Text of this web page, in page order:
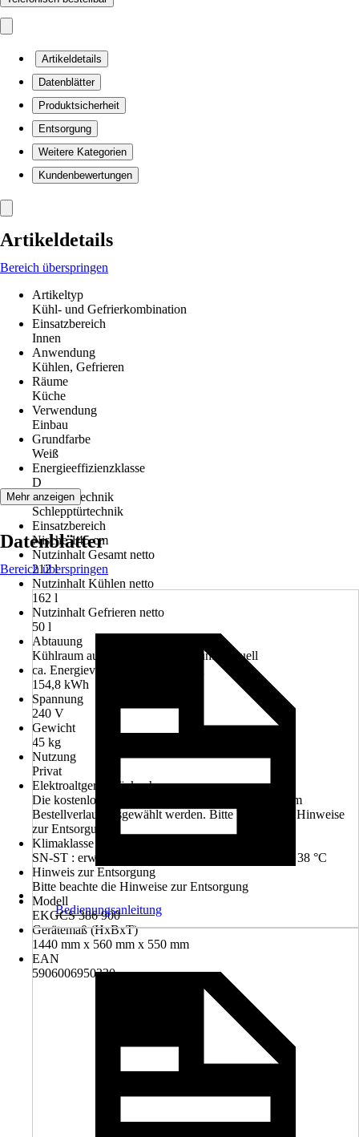
Artikeldetails
Datenblätter
Produktsicherheit
Entsorgung
Weitere Kategorien
Kundenbewertungen
Artikeldetails
Bereich überspringen
Artikeltyp
Kühl- und Gefrierkombination
Einsatzbereich
Innen
Anwendung
Kühlen, Gefrieren
Räume
Küche
Verwendung
Einbau
Grundfarbe
Weiß
Energieeffizienzklasse
D
Montagetechnik
Schlepptürtechnik
Einsatzbereich
Nische 145 cm
Nutzinhalt Gesamt netto
212 l
Nutzinhalt Kühlen netto
162 l
Nutzinhalt Gefrieren netto
50 l
Abtauung
Kühlraum automatisch, Gefrierraum manuell
ca. Energieverbrauch/Jahr in kWh
154,8 kWh
Spannung
240 V
Gewicht
45 kg
Nutzung
Privat
Elektroaltgerät-Rücknahme
Die kostenlose Rückgabe des Elektro-Geräts kann im
Bestellverlauf ausgewählt werden. Bitte beachte die Hinweise
zur Entsorgung.
Klimaklasse
SN-ST : erweitertes subtropisches Klima von 10 bis 38 °C
Hinweis zur Entsorgung
Bitte beachte die Hinweise zur Entsorgung
Modell
EKGCS 386 900
Gerätemaß (HxBxT)
1440 mm x 560 mm x 550 mm
EAN
5906006950330
Mehr anzeigen
Datenblätter
Bereich überspringen
Bedienungsanleitung